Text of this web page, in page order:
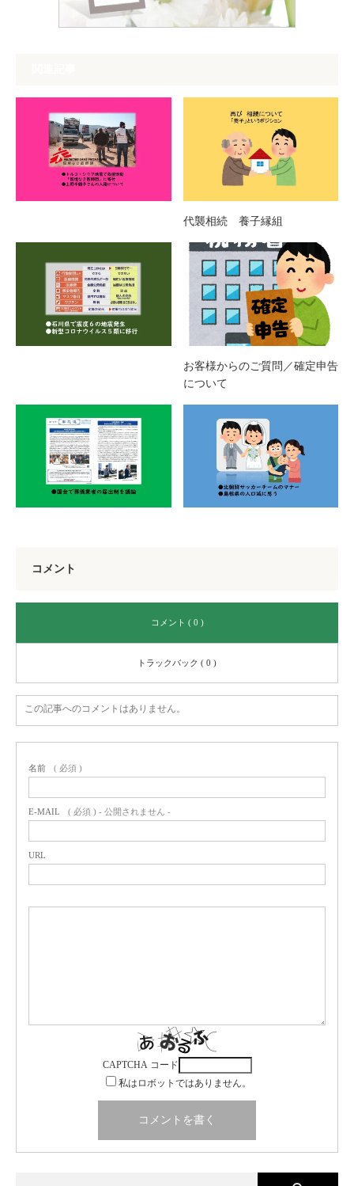
代襲相続 養子縁組
お客様からのご質問／確定申告
について
コメント
コメント ( 0 )
トラックバック ( 0 )
この記事へのコメントはありません。
名前 ( 必須 )
E-MAIL ( 必須 ) - 公開されません -
URL
CAPTCHA コード
私はロボットではありません。